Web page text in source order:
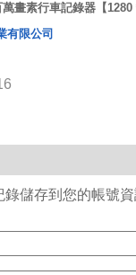
畫素行車記錄器【1280
有限公司
錄儲存到您的帳號